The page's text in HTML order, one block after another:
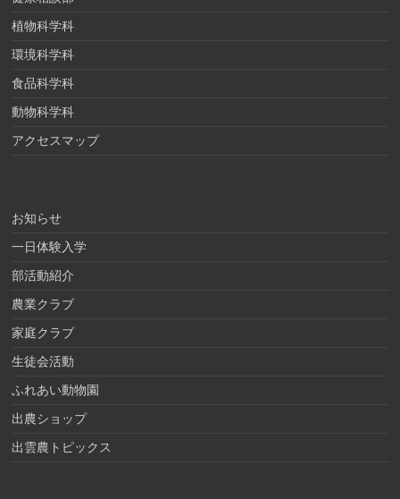
植物科学科
環境科学科
食品科学科
動物科学科
アクセスマップ
お知らせ
一日体験入学
部活動紹介
農業クラブ
家庭クラブ
生徒会活動
ふれあい動物園
出農ショップ
出雲農トピックス